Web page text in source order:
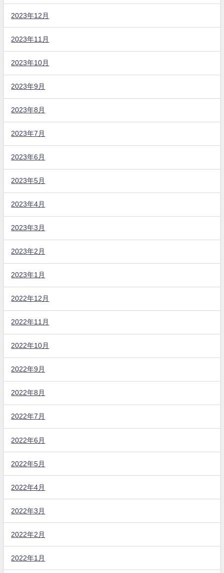
2023年12月
2023年11月
2023年10月
2023年9月
2023年8月
2023年7月
2023年6月
2023年5月
2023年4月
2023年3月
2023年2月
2023年1月
2022年12月
2022年11月
2022年10月
2022年9月
2022年8月
2022年7月
2022年6月
2022年5月
2022年4月
2022年3月
2022年2月
2022年1月